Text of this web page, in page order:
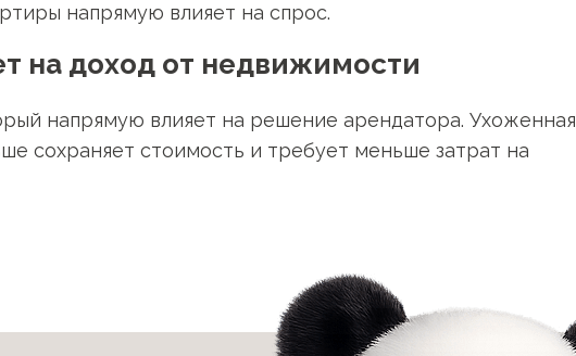
напрямую влияет на спрос.
на доход от недвижимости
напрямую влияет на решение арендатора. Ухоженная
сохраняет стоимость и требует меньше затрат на